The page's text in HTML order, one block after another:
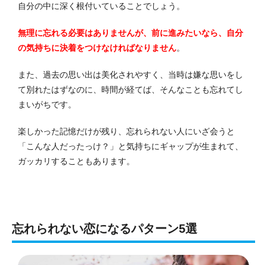
自分の中に深く根付いていることでしょう。
無理に忘れる必要はありませんが、前に進みたいなら、自分
の気持ちに決着をつけなければなりません。
また、過去の思い出は美化されやすく、当時は嫌な思いをし
て別れたはずなのに、時間が経てば、そんなことも忘れてし
まいがちです。
楽しかった記憶だけが残り、忘れられない人にいざ会うと
「こんな人だったっけ？」と気持ちにギャップが生まれて、
ガッカリすることもあります。
忘れられない恋になるパターン5選